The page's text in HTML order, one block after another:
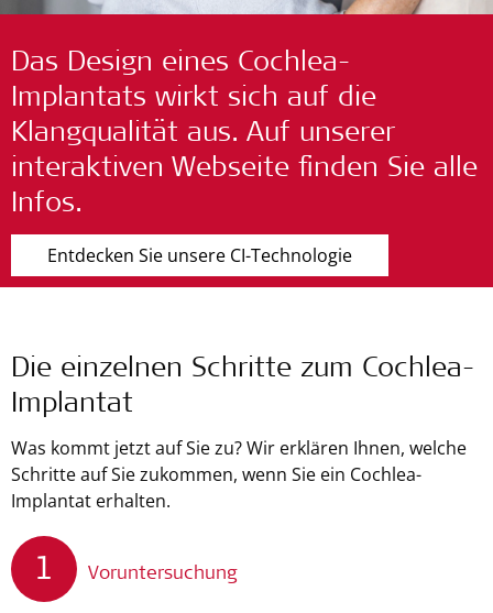
Das Design eines Cochlea-
Implantats wirkt sich auf die
Klangqualität aus. Auf unserer
interaktiven Webseite finden Sie alle
Infos.
Entdecken Sie unsere CI-Technologie
Die einzelnen Schritte zum Cochlea-
Implantat
Was kommt jetzt auf Sie zu? Wir erklären Ihnen, welche
Schritte auf Sie zukommen, wenn Sie ein Cochlea-
Implantat erhalten.
1 Voruntersuchung